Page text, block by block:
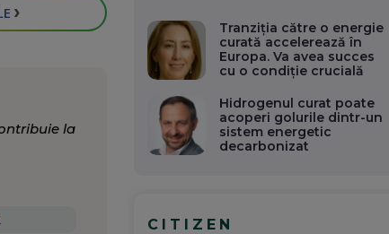
›
la
Tranziția către o energie
curată accelerează în
Europa. Va avea succes
cu o condiție crucială
Hidrogenul curat poate
acoperi golurile dintr-un
sistem energetic
decarbonizat
CITIZEN